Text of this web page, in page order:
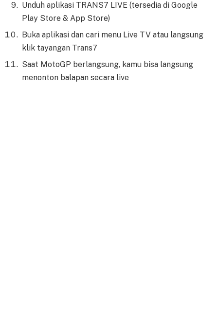
Unduh aplikasi TRANS7 LIVE (tersedia di Google
Play Store & App Store)
Buka aplikasi dan cari menu Live TV atau langsung
klik tayangan Trans7
Saat MotoGP berlangsung, kamu bisa langsung
menonton balapan secara live